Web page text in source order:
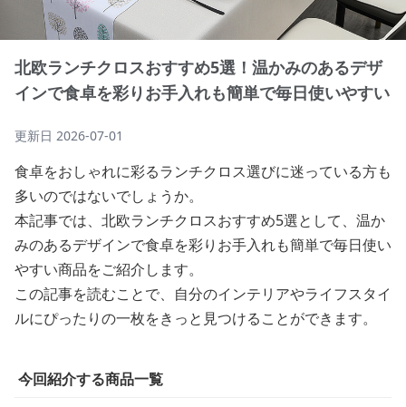
北欧ランチクロスおすすめ5選！温かみのあるデザ
インで食卓を彩りお手入れも簡単で毎日使いやすい
更新日 2026-07-01
食卓をおしゃれに彩るランチクロス選びに迷っている方も
多いのではないでしょうか。
本記事では、北欧ランチクロスおすすめ5選として、温か
みのあるデザインで食卓を彩りお手入れも簡単で毎日使い
やすい商品をご紹介します。
この記事を読むことで、自分のインテリアやライフスタイ
ルにぴったりの一枚をきっと見つけることができます。
今回紹介する商品一覧